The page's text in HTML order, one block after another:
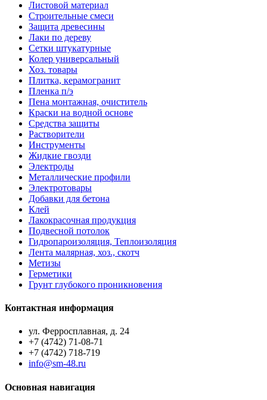
Листовой материал
Строительные смеси
Защита древесины
Лаки по дереву
Сетки штукатурные
Колер универсальный
Хоз. товары
Плитка, керамогранит
Пленка п/э
Пена монтажная, очиститель
Краски на водной основе
Средства защиты
Растворители
Инструменты
Жидкие гвозди
Электроды
Металлические профили
Электротовары
Добавки для бетона
Клей
Лакокрасочная продукция
Подвесной потолок
Гидропароизоляция, Теплоизоляция
Лента малярная, хоз., скотч
Метизы
Герметики
Грунт глубокого проникновения
Контактная информация
ул. Ферросплавная, д. 24
+7 (4742) 71-08-71
+7 (4742) 718-719
info@sm-48.ru
Основная навигация